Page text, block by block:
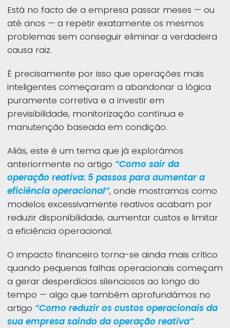
Está no facto de a empresa passar meses — ou
até anos — a repetir exatamente os mesmos
problemas sem conseguir eliminar a verdadeira
causa raiz.
É precisamente por isso que operações mais
inteligentes começaram a abandonar a lógica
puramente corretiva e a investir em
previsibilidade, monitorização contínua e
manutenção baseada em condição.
Aliás, este é um tema que já explorámos
anteriormente no artigo “Como sair da
operação reativa: 5 passos para aumentar a
eficiência operacional”, onde mostramos como
modelos excessivamente reativos acabam por
reduzir disponibilidade, aumentar custos e limitar
a eficiência operacional.
O impacto financeiro torna-se ainda mais crítico
quando pequenas falhas operacionais começam
a gerar desperdícios silenciosos ao longo do
tempo — algo que também aprofundámos no
artigo “Como reduzir os custos operacionais da
sua empresa saindo da operação reativa”.